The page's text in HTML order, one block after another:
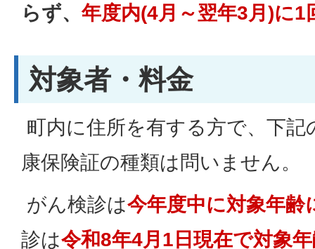
らず、 年度内(4月～翌年3月)に1
対象者・料金
町内に住所を有する方で、下記
康保険証の種類は問いません。
がん検診は今年度中に対象年齢
診は令和8年4月1日現在で対象